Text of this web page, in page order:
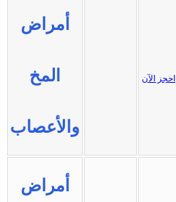
أمراض
المخ
والأعصاب
احجز الآن
أمراض